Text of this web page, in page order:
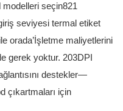
seçin821
seviyesi termal etiket
orada’İşletme maliyetlerini
gerek yoktur. 203DPI
destekler—
çıkartmaları için